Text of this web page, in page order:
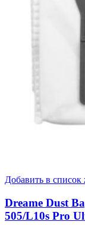
Добавить в список
Dreame Dust
505/L10s Pro